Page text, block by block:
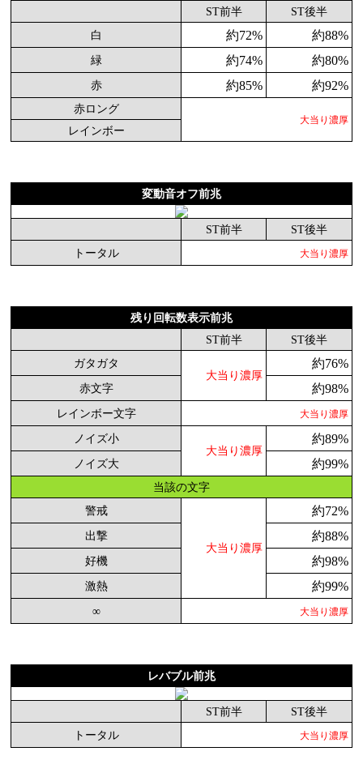
ST前半
ST後半
白
約72% 約88%
緑 約74% 約80%
赤 約85% 約92%
赤ロング
大当り濃厚
レインボー
変動音オフ前兆
ST前半
ST後半
トータル
大当り濃厚
残り回転数表示前兆
ST前半
ST後半
ガタガタ
大当り濃厚
約76%
赤文字 約98%
レインボー文字 大当り濃厚
ノイズ小
大当り濃厚
約89%
ノイズ大 約99%
当該の文字
警戒
大当り濃厚
約72%
出撃 約88%
好機 約98%
激熱 約99%
∞ 大当り濃厚
レバブル前兆
ST前半
ST後半
トータル
大当り濃厚